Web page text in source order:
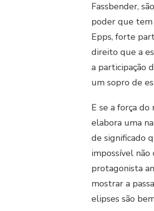
Fassbender,
poder que tem
Epps, forte
direito que a
a participação
um sopro de
E se a força
elabora uma
de significado
impossível
protagonista
mostrar a
elipses são